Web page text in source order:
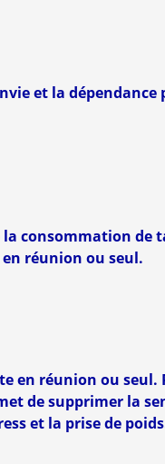
et la
la consommation de
réunion ou seul.
en réunion ou seul.
de supprimer la
et la prise de